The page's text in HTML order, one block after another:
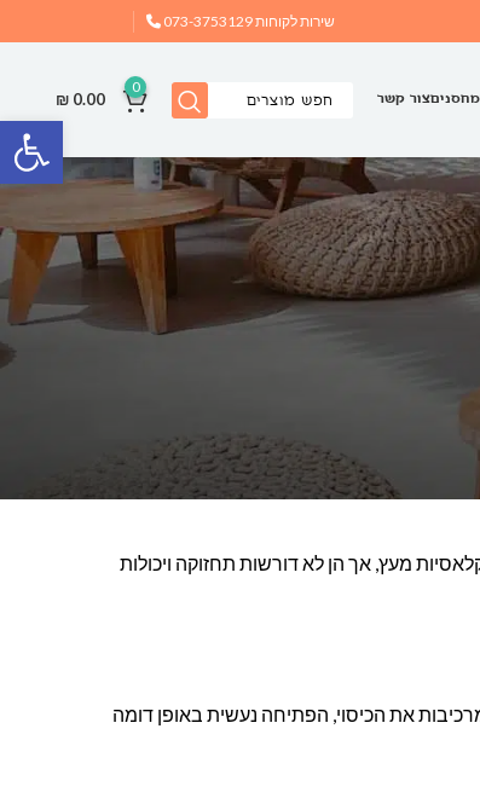
שירות לקוחות073-3753129
מחסניםצור קשר
0
₪ 0.00
מעץ, אך הן לא דורשות תחזוקה ויכולות
את הכיסוי, הפתיחה נעשית באופן דומה